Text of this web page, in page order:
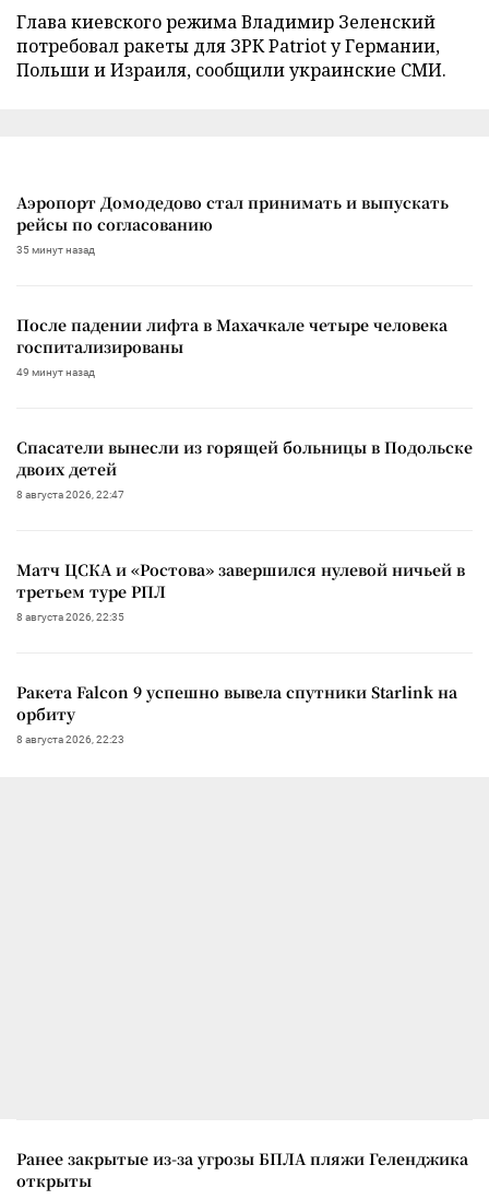
Глава киевского режима Владимир Зеленский
потребовал ракеты для ЗРК Patriot у Германии,
Польши и Израиля, сообщили украинские СМИ.
Аэропорт Домодедово стал принимать и выпускать
рейсы по согласованию
35 минут назад
После падении лифта в Махачкале четыре человека
госпитализированы
49 минут назад
Спасатели вынесли из горящей больницы в Подольске
двоих детей
8 августа 2026, 22:47
Матч ЦСКА и «Ростова» завершился нулевой ничьей в
третьем туре РПЛ
8 августа 2026, 22:35
Ракета Falcon 9 успешно вывела спутники Starlink на
орбиту
8 августа 2026, 22:23
Ранее закрытые из-за угрозы БПЛА пляжи Геленджика
открыты